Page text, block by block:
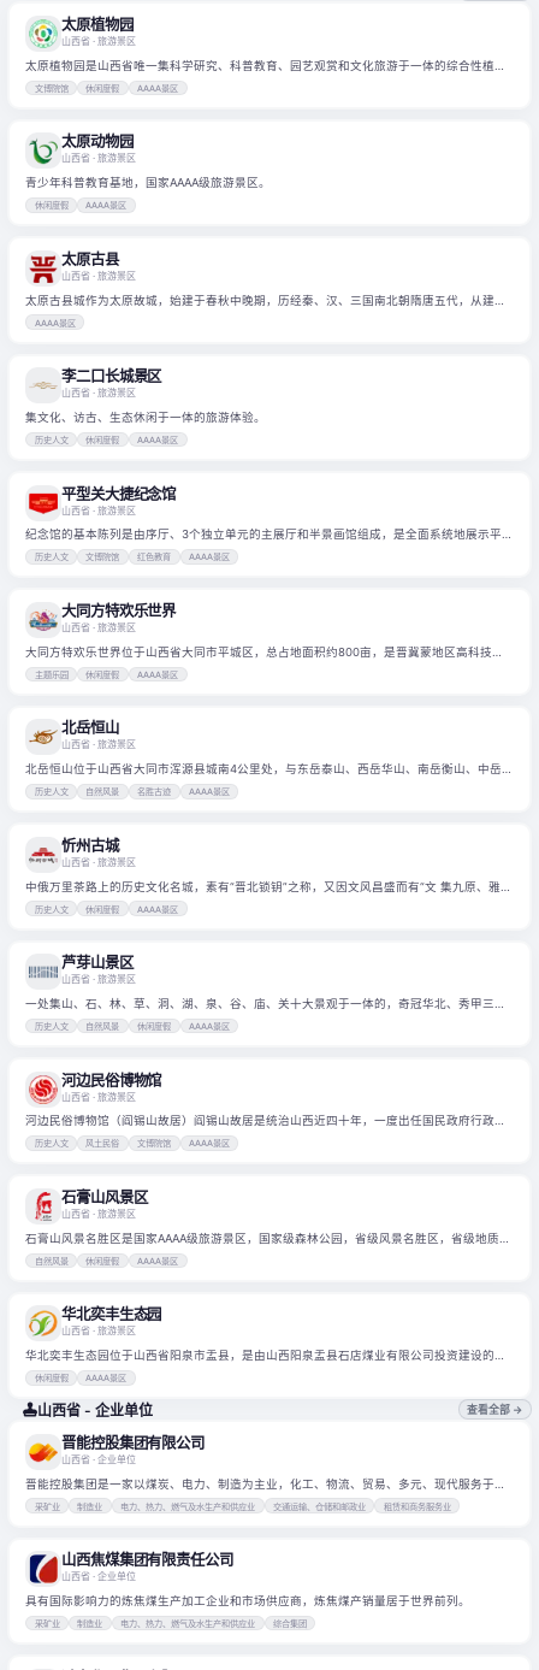
太原植物园
山西省· 旅游景区
太原植物园是山西省唯一集科学研究、科普教育、园艺观赏和文化旅游于一体的综合性植物
园。
文博院馆 休闲度假 AAAA景区
太原动物园
山西省· 旅游景区
青少年科普教育基地，国家AAAA级旅游景区。
休闲度假 AAAA景区
太原古县
山西省· 旅游景区
太原古县城作为太原故城，始建于春秋中晚期，历经秦、汉、三国南北朝隋唐五代，从建成
到焚毁历经一千余年，在全国都城遗址中独具特色。
AAAA景区
李二口长城景区
山西省· 旅游景区
集文化、访古、生态休闲于一体的旅游体验。
历史人文 休闲度假 AAAA景区
平型关大捷纪念馆
山西省· 旅游景区
纪念馆的基本陈列是由序厅、3个独立单元的主展厅和半景画馆组成，是全面系统地展示平
型关大捷这一经典战斗的专题展馆。
历史人文 文博院馆 红色教育 AAAA景区
大同方特欢乐世界
山西省· 旅游景区
大同方特欢乐世界位于山西省大同市平城区，总占地面积约800亩，是晋冀蒙地区高科技主
题乐园。
主题乐园 休闲度假 AAAA景区
北岳恒山
山西省· 旅游景区
北岳恒山位于山西省大同市浑源县城南4公里处，与东岳泰山、西岳华山、南岳衡山、中岳
嵩山并称为中华五岳，齐名天下。
历史人文 自然风景 名胜古迹 AAAA景区
忻州古城
山西省· 旅游景区
中俄万里茶路上的历史文化名城，素有“晋北锁钥”之称，又因文风昌盛而有“文 集九原、雅出
秀容”之誉，是晋北政治、文化中心和商品集散重镇。
历史人文 休闲度假 AAAA景区
芦芽山景区
山西省· 旅游景区
一处集山、石、林、草、洞、湖、泉、谷、庙、关十大景观于一体的，奇冠华北、秀甲三晋
的“北方原始型山水形态旅游景区”。
历史人文 自然风景 休闲度假 AAAA景区
河边民俗博物馆
山西省· 旅游景区
河边民俗博物馆（阎锡山故居）阎锡山故居是统治山西近四十年，一度出任国民政府行政院
长的阎锡山的府宅。
历史人文 风土民俗 文博院馆 AAAA景区
石膏山风景区
山西省· 旅游景区
石膏山风景名胜区是国家AAAA级旅游景区，国家级森林公园，省级风景名胜区，省级地质公
园。自然风景 休闲度假 AAAA景区
华北奕丰生态园
山西省· 旅游景区
华北奕丰生态园位于山西省阳泉市盂县，是由山西阳泉盂县石店煤业有限公司投资建设的综
合型生态旅游景区。
休闲度假 AAAA景区
山西省 - 企业单位 查看全部 →
晋能控股集团有限公司
山西省· 企业单位
晋能控股集团是一家以煤炭、电力、制造为主业，化工、物流、贸易、多元、现代服务于一
体的特大型综合能源企业
采矿业 制造业 电力、热力、燃气及水生产和供应业 交通运输、仓储和邮政业 租赁和商务服务业
山西焦煤集团有限责任公司
山西省· 企业单位
具有国际影响力的炼焦煤生产加工企业和市场供应商，炼焦煤产销量居于世界前列。
采矿业 制造业 电力、热力、燃气及水生产和供应业 综合集团